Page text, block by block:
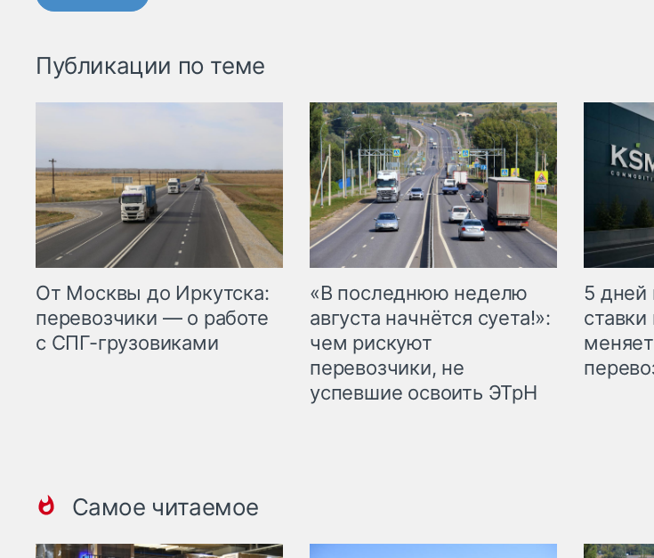
Публикации по теме
От Москвы до Иркутска:
перевозчики — о работе
с СПГ-грузовиками
«В последнюю неделю
августа начнётся суета!»:
чем рискуют
перевозчики, не
успевшие освоить ЭТрН
5 дней
Самое читаемое